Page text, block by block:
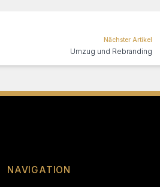
Nächster Artikel
Umzug und Rebranding
NAVIGATION